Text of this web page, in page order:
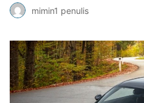
mimin1 penulis